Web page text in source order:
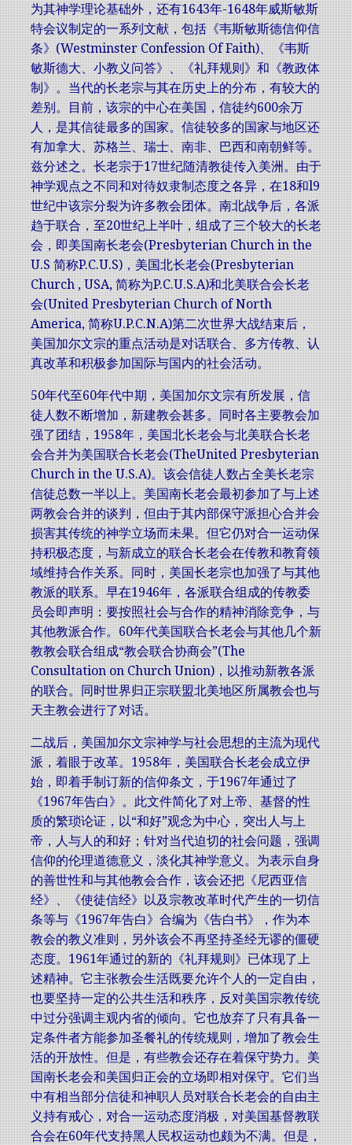
为其神学理论基础外，还有1643年-1648年威斯敏斯
特会议制定的一系列文献，包括《韦斯敏斯德信仰信
条》(Westminster Confession Of Faith)、《韦斯
敏斯德大、小教义问答》、《礼拜规则》和《教政体
制》。当代的长老宗与其在历史上的分布，有较大的
差别。目前，该宗的中心在美国，信徒约600余万
人，是其信徒最多的国家。信徒较多的国家与地区还
有加拿大、苏格兰、瑞士、南非、巴西和南朝鲜等。
兹分述之。长老宗于17世纪随清教徒传入美洲。由于
神学观点之不同和对待奴隶制态度之各异，在18和l9
世纪中该宗分裂为许多教会团体。南北战争后，各派
趋于联合，至20世纪上半叶，组成了三个较大的长老
会，即美国南长老会(Presbyterian Church in the
U.S 简称P.C.U.S)，美国北长老会(Presbyterian
Church , USA, 简称为P.C.U.S.A)和北美联合会长老
会(United Presbyterian Church of North
America, 简称U.P.C.N.A)第二次世界大战结束后，
美国加尔文宗的重点活动是对话联合、多方传教、认
真改革和积极参加国际与国内的社会活动。
50年代至60年代中期，美国加尔文宗有所发展，信
徒人数不断增加，新建教会甚多。同时各主要教会加
强了团结，1958年，美国北长老会与北美联合长老
会合并为美国联合长老会(TheUnited Presbyterian
Church in the U.S.A)。该会信徒人数占全美长老宗
信徒总数一半以上。美国南长老会最初参加了与上述
两教会合并的谈判，但由于其内部保守派担心合并会
损害其传统的神学立场而未果。但它仍对合一运动保
持积极态度，与新成立的联合长老会在传教和教育领
域维持合作关系。同时，美国长老宗也加强了与其他
教派的联系。早在1946年，各派联合组成的传教委
员会即声明：要按照社会与合作的精神消除竞争，与
其他教派合作。60年代美国联合长老会与其他几个新
教教会联合组成“教会联合协商会”(The
Consultation on Church Union)，以推动新教各派
的联合。同时世界归正宗联盟北美地区所属教会也与
天主教会进行了对话。
二战后，美国加尔文宗神学与社会思想的主流为现代
派，着眼于改革。1958年，美国联合长老会成立伊
始，即着手制订新的信仰条文，于1967年通过了
《1967年告白》。此文件简化了对上帝、基督的性
质的繁琐论证，以“和好”观念为中心，突出人与上
帝，人与人的和好；针对当代迫切的社会问题，强调
信仰的伦理道德意义，淡化其神学意义。为表示自身
的善世性和与其他教会合作，该会还把《尼西亚信
经》、《使徒信经》以及宗教改革时代产生的一切信
条等与《1967年告白》合编为《告白书》，作为本
教会的教义准则，另外该会不再坚持圣经无谬的僵硬
态度。1961年通过的新的《礼拜规则》已体现了上
述精神。它主张教会生活既要允许个人的一定自由，
也要坚持一定的公共生活和秩序，反对美国宗教传统
中过分强调主观内省的倾向。它也放弃了只有具备一
定条件者方能参加圣餐礼的传统规则，增加了教会生
活的开放性。但是，有些教会还存在着保守势力。美
国南长老会和美国归正会的立场即相对保守。它们当
中有相当部分信徒和神职人员对联合长老会的自由主
义持有戒心，对合一运动态度消极，对美国基督教联
合会在60年代支持黑人民权运动也颇为不满。但是，